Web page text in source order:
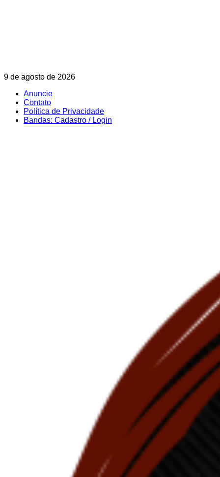
Skip
content
9 de agosto de 2026
Anuncie
Contato
Política de Privacidade
Bandas: Cadastro / Login